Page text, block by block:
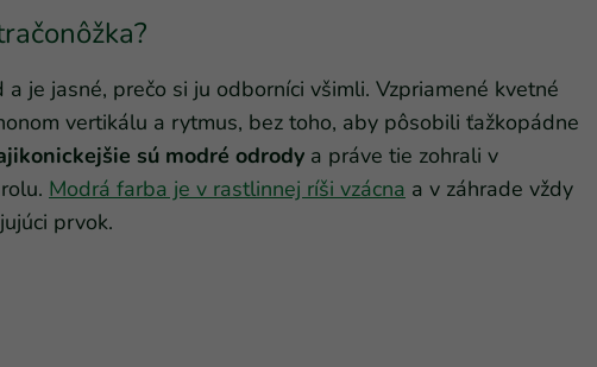
je jasné, prečo si ju odborníci všimli. Vzpriamené kvetné
vertikálu a rytmus, bez toho, aby pôsobili ťažkopádne
sú modré odrody a práve tie zohrali v
Modrá farba je v rastlinnej ríši vzácna a v záhrade vždy
prvok.